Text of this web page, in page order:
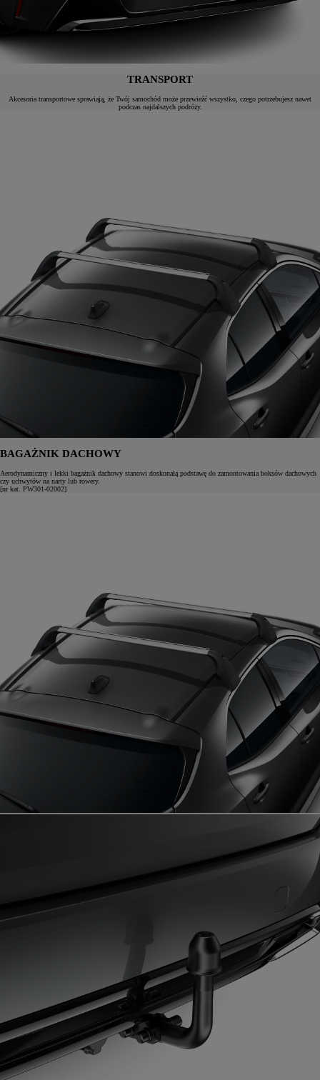
TRANSPORT
Akcesoria transportowe sprawiają, że Twój samochód może przewieźć wszystko, czego potrzebujesz nawet
podczas najdalszych podróży.
BAGAŻNIK DACHOWY
Aerodynamiczny i lekki bagażnik dachowy stanowi doskonałą podstawę do zamontowania boksów dachowych
czy uchwytów na narty lub rowery.
[nr kat. PW301-02002]